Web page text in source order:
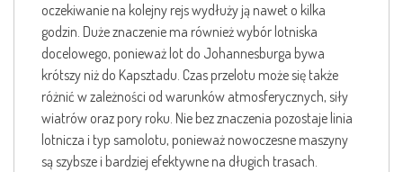
oczekiwanie na kolejny rejs wydłuży ją nawet o kilka
godzin. Duże znaczenie ma również wybór lotniska
docelowego, ponieważ lot do Johannesburga bywa
krótszy niż do Kapsztadu. Czas przelotu może się także
różnić w zależności od warunków atmosferycznych, siły
wiatrów oraz pory roku. Nie bez znaczenia pozostaje linia
lotnicza i typ samolotu, ponieważ nowoczesne maszyny
są szybsze i bardziej efektywne na długich trasach.